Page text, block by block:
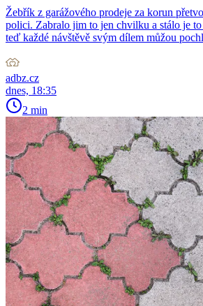
Žebřík z garážového prodeje za korun
polici. Zabralo jim to jen chvilku a stálo je
teď každé návštěvě svým dílem můžou
adbz.cz
dnes, 18:35
2 min